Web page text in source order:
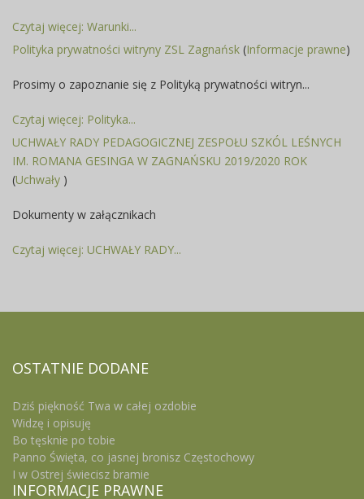
Czytaj więcej: Warunki...
Polityka prywatności witryny ZSL Zagnańsk (Informacje prawne)
Prosimy o zapoznanie się z Polityką prywatności witryn...
Czytaj więcej: Polityka...
UCHWAŁY RADY PEDAGOGICZNEJ ZESPOŁU SZKÓL LEŚNYCH
IM. ROMANA GESINGA W ZAGNAŃSKU 2019/2020 ROK
(Uchwały )
Dokumenty w załącznikach
Czytaj więcej: UCHWAŁY RADY...
OSTATNIE DODANE
Dziś piękność Twa w całej ozdobie
Widzę i opisuję
Bo tęsknie po tobie
Panno Święta, co jasnej bronisz Częstochowy
I w Ostrej świecisz bramie
INFORMACJE PRAWNE